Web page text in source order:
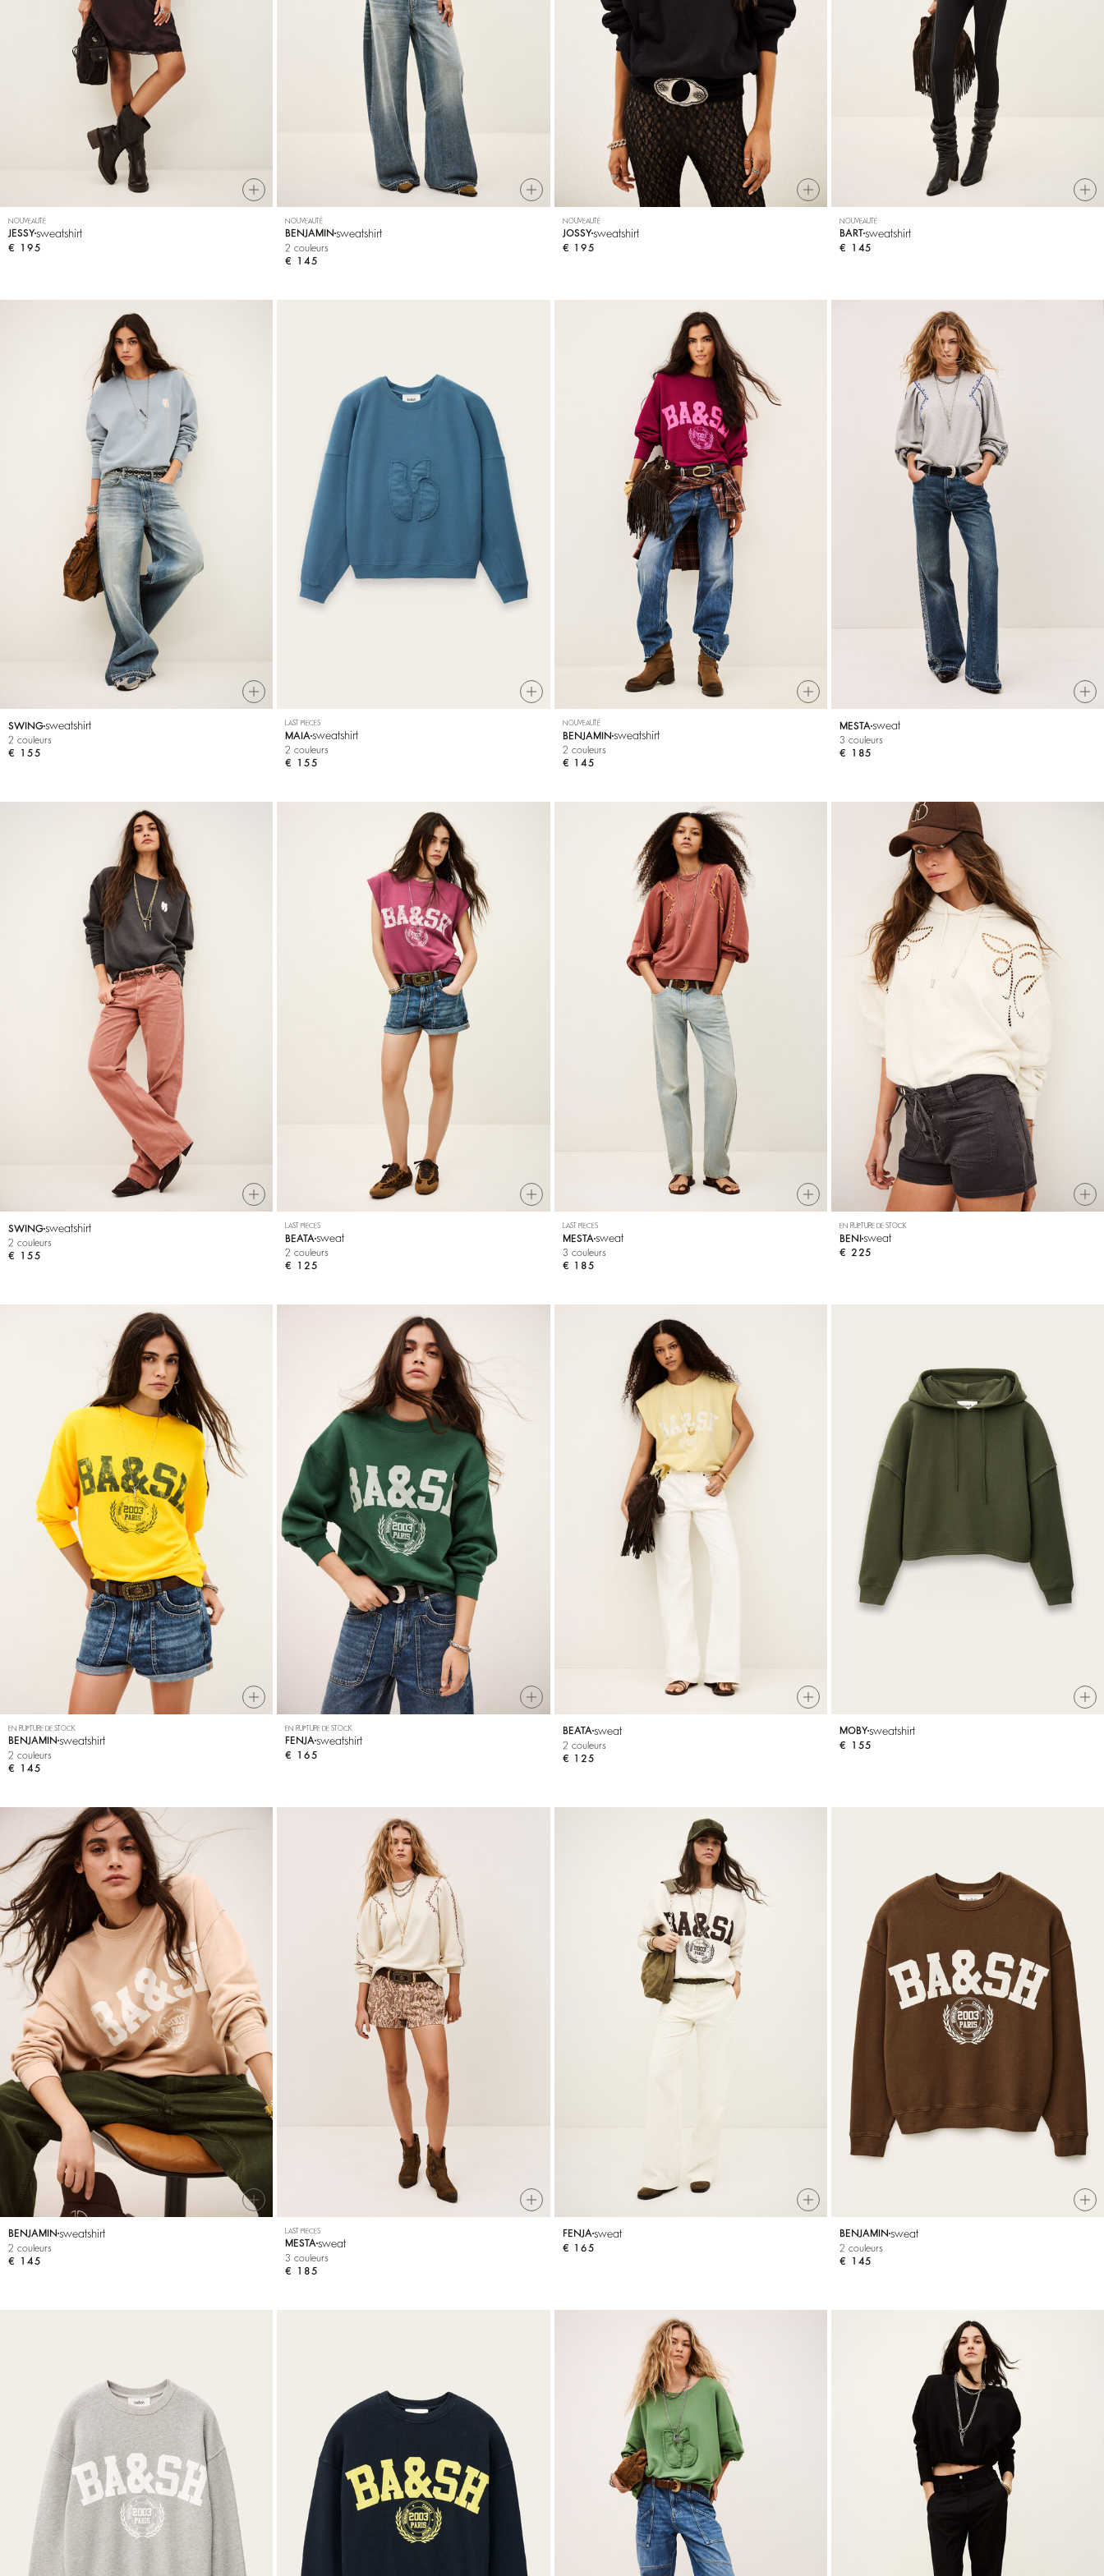
Sweatshirts
NOUVEAUTÉ
JESSY sweatshirt
€ 195
NOUVEAUTÉ
BENJAMIN sweatshirt
2 couleurs
€ 145
NOUVEAUTÉ
JOSSYsweatshirt
€ 195
NOUVEAUTÉ
BART sweatshirt
€ 145
SWINGsweatshirt
2 couleurs
€ 155
LAST PIECES
MAIAsweatshirt
2 couleurs
€ 155
NOUVEAUTÉ
BENJAMIN sweatshirt
2 couleurs
€ 145
MESTA sweat
3 couleurs
€ 185
SWINGsweatshirt
2 couleurs
€ 155
LAST PIECES
BEATAsweat
2 couleurs
€ 125
LAST PIECES
MESTA sweat
3 couleurs
€ 185
EN RUPTURE DE STOCK
BENI sweat
€ 225
EN RUPTURE DE STOCK
BENJAMIN sweatshirt
2 couleurs
€ 145
EN RUPTURE DE STOCK
FENJAsweatshirt
€ 165
BEATA sweat
2 couleurs
€ 125
MOBYsweatshirt
€ 155
BENJAMIN sweatshirt
2 couleurs
€ 145
LAST PIECES
MESTA sweat
3 couleurs
€ 185
FENJA sweat
€ 165
BENJAMIN sweat
2 couleurs
€ 145